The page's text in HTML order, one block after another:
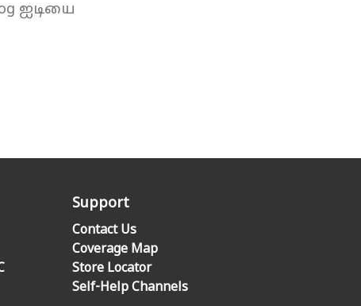
ஐடியை
Support
Contact Us
Coverage Map
Store Locator
Self-Help Channels